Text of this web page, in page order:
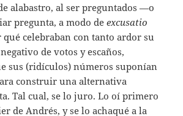
alabastro, al ser preguntados —o
pregunta, a modo deexcusatio
celebraban con tanto ardor su
de votos y escaños,
sus (ridículos) números suponían
construir una alternativa
Tal cual, se lo juro. Lo oí primero
de Andrés, y se lo achaqué a la